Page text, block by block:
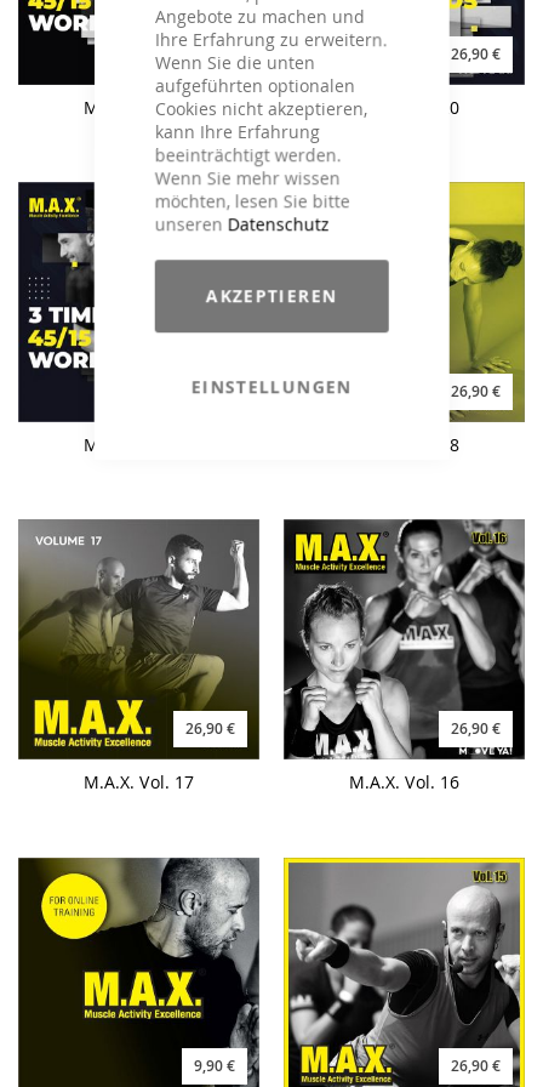
Angebote zu machen und
Ihre Erfahrung zu erweitern.
Wenn Sie die unten
aufgeführten optionalen
Cookies nicht akzeptieren,
kann Ihre Erfahrung
beeinträchtigt werden.
Wenn Sie mehr wissen
möchten, lesen Sie bitte
unseren Datenschutz
AKZEPTIEREN
EINSTELLUNGEN
26,90 €
M.A.X. Vol. 21
26,90 €
M.A.X. Vol. 20
26,90 €
M.A.X. Vol. 19
26,90 €
M.A.X. Vol. 18
26,90 €
M.A.X. Vol. 17
26,90 €
M.A.X. Vol. 16
9,90 € 26,90 €